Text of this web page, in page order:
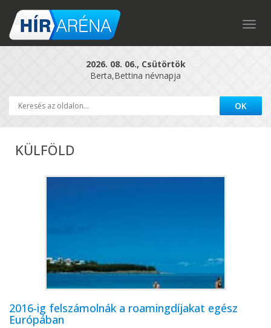
2026. 08. 06., Csütörtök
Berta,Bettina névnapja
KÜLFÖLD
2016-ig felszámolnák a roamingdíjakat egész
Európában